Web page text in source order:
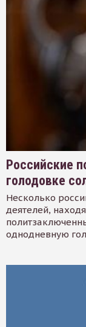
Российские
голодовке
Несколько
деятелей,
однодневную